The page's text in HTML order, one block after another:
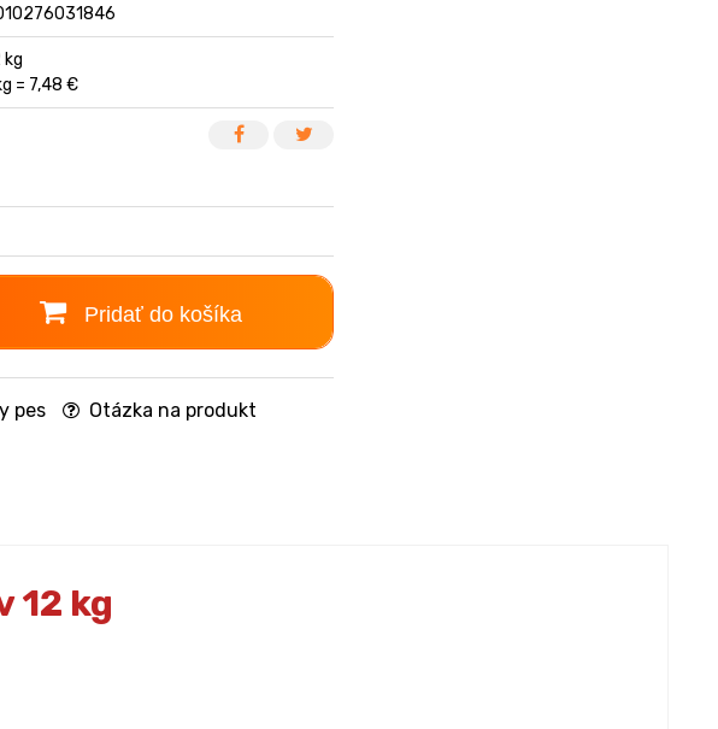
kg
= 7,48 €
Pridať do košíka
pes Otázka na produkt
12 kg